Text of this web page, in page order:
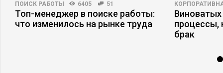
ПОИСК РАБОТЫ 6405 51
Топ-менеджер в поиске работы:
что изменилось на рынке труда
брак